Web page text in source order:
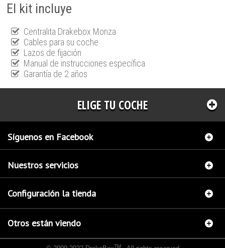
El kit incluye
Centralita Drakebox Monza
Cables para su coche
Lazos de fijación
Manual de instrucciones específica
Garantía de 2 años
ELIGE TU COCHE
Síguenos en Facebook
Nuestros servicios
Configuración la tienda
Otros están viendo
TM